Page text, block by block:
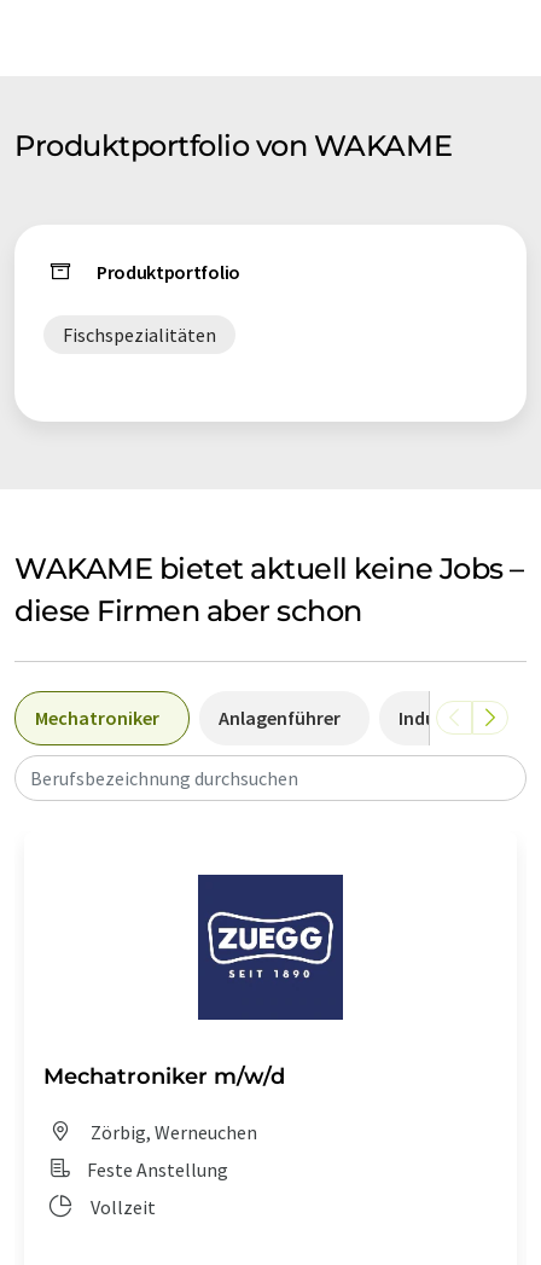
Produktportfolio von WAKAME
Produktportfolio
Fischspezialitäten
WAKAME bietet aktuell keine Jobs –
diese Firmen aber schon
Mechatroniker Anlagenführer
Berufsbezeichnung durchsuchen
Mechatroniker m/w/d
Zörbig, Werneuchen
Feste Anstellung
Vollzeit